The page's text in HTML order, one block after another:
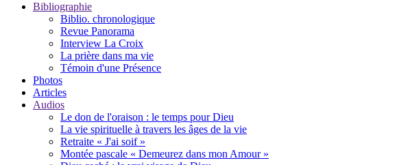
Bibliographie
Biblio. chronologique
Revue Panorama
Interview La Croix
La prière dans ma vie
Témoin d'une Présence
Photos
Articles
Audios
Le don de l'oraison : le temps pour Dieu
La vie spirituelle à travers les âges de la vie
Retraite « J'ai soif »
Montée pascale « Demeurez dans mon Amour »